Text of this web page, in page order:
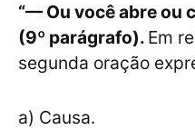
“— Ou você abre ou
(9º parágrafo). Em
segunda oração
a) Causa.